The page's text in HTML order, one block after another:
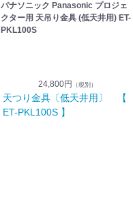
パナソニック Panasonic プロジェ
クター用 天吊り金具 (低天井用) ET-
PKL100S
24,800円 （税別）
天つり金具〔低天井用〕 【
ET-PKL100S 】